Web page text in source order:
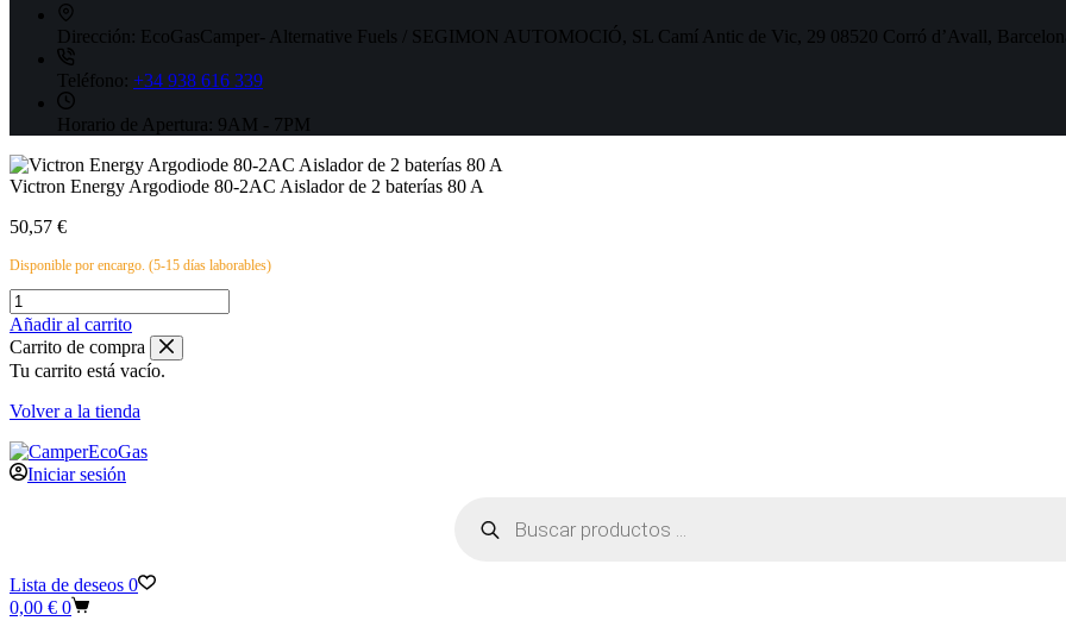
Dirección: EcoGasCamper- Alternative Fuels / SEGIMON AUTOMOCIÓ, SL Camí Antic de Vic, 29 08520 Corró d’Avall,
Teléfono: +34 938 616 339
Horario de Apertura: 9AM - 7PM
Victron Energy Argodiode 80-2AC Aislador de 2 baterías 80 A
50,57 €
Disponible por encargo. (5-15 días laborables)
Victron
Energy
Argodiode
80-
2AC
Aislador
de
2
baterías
Añadir al carrito
Carrito de compra
Tu carrito está vacío.
Volver a la tienda
Iniciar sesión
productos
Lista de deseos 0
Carro
0,00 € 0